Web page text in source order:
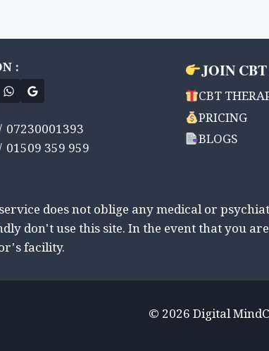
:
07230001393
359 959
JOIN
CBT
PRICING
BLOGS
does not oblige any medical or
don't use this site. In the event that you
facility.
© 2026 Digital